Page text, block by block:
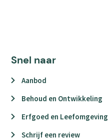
Snel naar
Aanbod
Behoud en Ontwikkeling
Erfgoed en Leefomgeving
Schrijf een review